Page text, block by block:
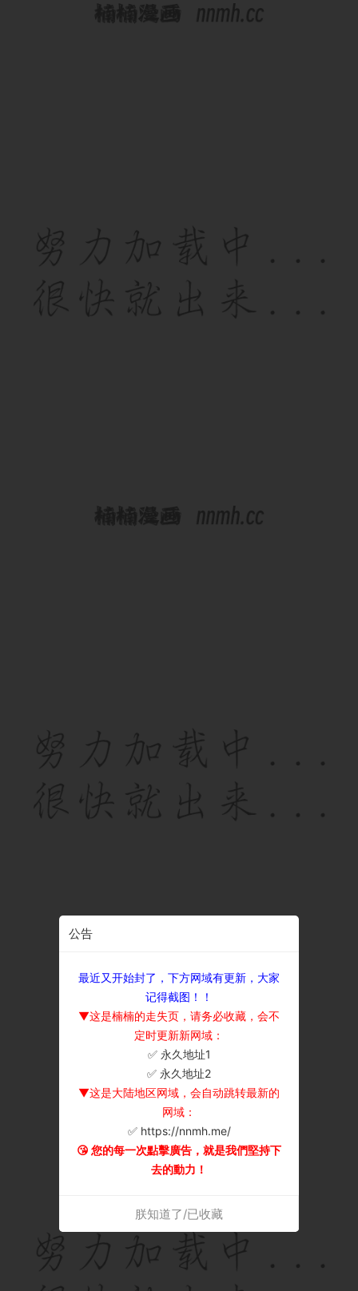
公告
最近又开始封了，下方网域有更新，大家
记得截图！！
▼这是楠楠的走失页，请务必收藏，会不
定时更新新网域：
✅ 永久地址1
✅ 永久地址2
▼这是大陆地区网域，会自动跳转最新的
网域：
✅ https://nnmh.me/
😘 您的每一次點擊廣告，就是我們堅持下
去的動力！
朕知道了/已收藏